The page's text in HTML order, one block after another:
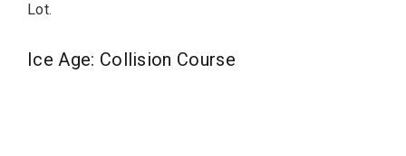
Lot.
Ice Age: Collision Course